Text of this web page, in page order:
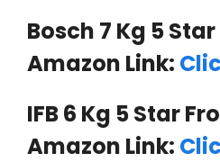
Bosch 7 Kg 5
Amazon Link:
IFB 6 Kg 5 Star
Amazon Link: